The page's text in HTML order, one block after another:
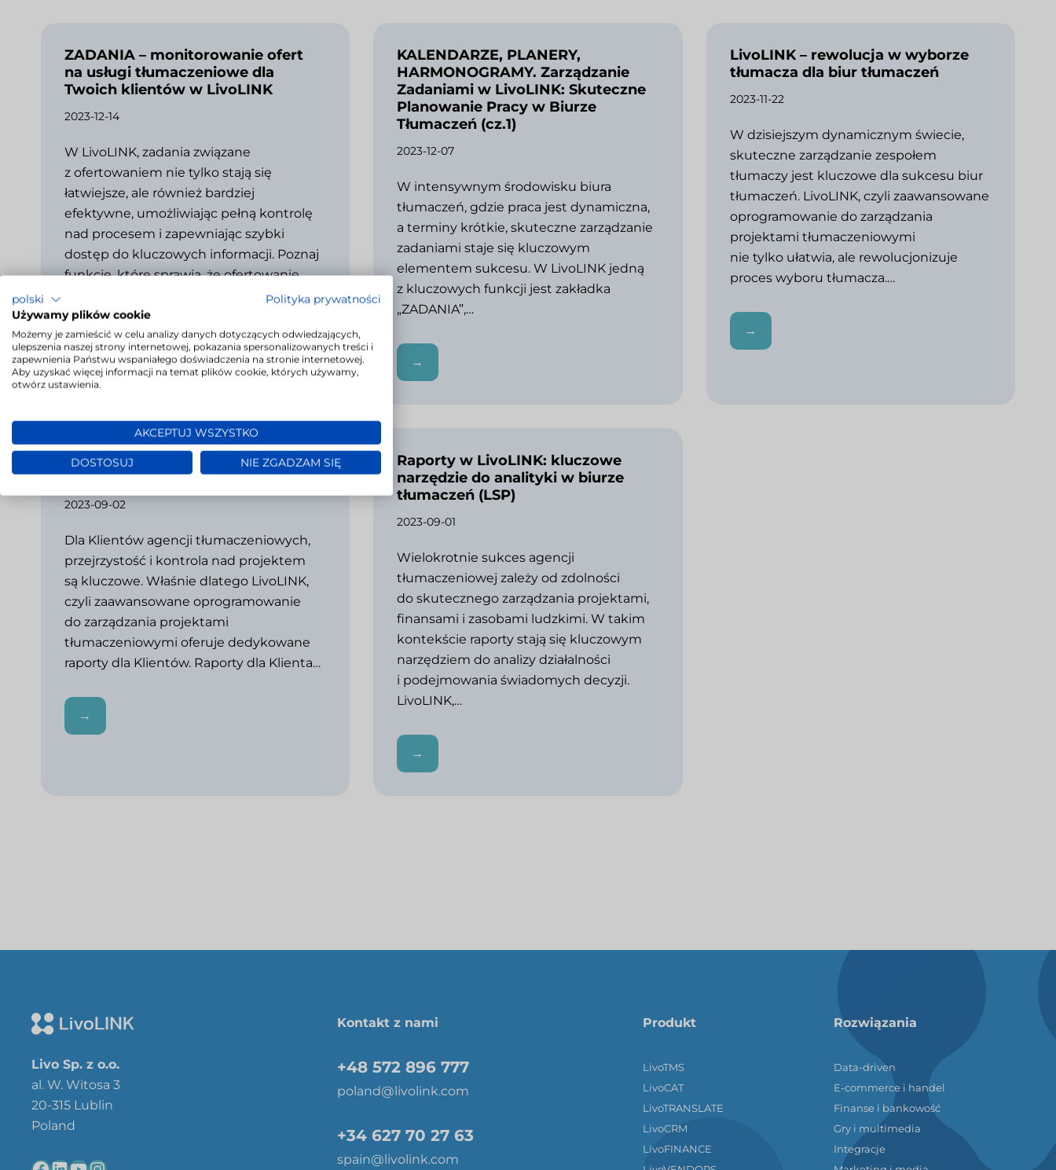
ZADANIA – monitorowanie ofert
na usługi tłumaczeniowe dla
Twoich klientów w LivoLINK
2023-12-14
W LivoLINK, zadania związane
z ofertowaniem nie tylko stają się
łatwiejsze, ale również bardziej
efektywne, umożliwiając pełną kontrolę
nad procesem i zapewniając szybki
dostęp do kluczowych informacji. Poznaj
funkcje, które sprawią, że ofertowanie
→
KALENDARZE, PLANERY,
HARMONOGRAMY. Zarządzanie
Zadaniami w LivoLINK: Skuteczne
Planowanie Pracy w Biurze
Tłumaczeń (cz.1)
2023-12-07
W intensywnym środowisku biura
tłumaczeń, gdzie praca jest dynamiczna,
a terminy krótkie, skuteczne zarządzanie
zadaniami staje się kluczowym
elementem sukcesu. W LivoLINK jedną
z kluczowych funkcji jest zakładka
„ZADANIA”,…
→
LivoLINK – rewolucja w wyborze
tłumacza dla biur tłumaczeń
2023-11-22
W dzisiejszym dynamicznym świecie,
skuteczne zarządzanie zespołem
tłumaczy jest kluczowe dla sukcesu biur
tłumaczeń. LivoLINK, czyli zaawansowane
oprogramowanie do zarządzania
projektami tłumaczeniowymi
nie tylko ułatwia, ale rewolucjonizuje
proces wyboru tłumacza.…
→
Pełna kontrola: raporty dla Klienta
LSP
2023-09-02
Dla Klientów agencji tłumaczeniowych,
przejrzystość i kontrola nad projektem
są kluczowe. Właśnie dlatego LivoLINK,
czyli zaawansowane oprogramowanie
do zarządzania projektami
tłumaczeniowymi oferuje dedykowane
raporty dla Klientów. Raporty dla Klienta…
→
Raporty w LivoLINK: kluczowe
narzędzie do analityki w biurze
tłumaczeń (LSP)
2023-09-01
Wielokrotnie sukces agencji
tłumaczeniowej zależy od zdolności
do skutecznego zarządzania projektami,
finansami i zasobami ludzkimi. W takim
kontekście raporty stają się kluczowym
narzędziem do analizy działalności
i podejmowania świadomych decyzji.
LivoLINK,…
→
Livo Sp. z o.o.
al. W. Witosa 3
20-315 Lublin
Poland
Kontakt z nami
+48 572 896 777
poland@livolink.com
+34 627 70 27 63
spain@livolink.com
Produkt
LivoTMS
LivoCAT
LivoTRANSLATE
LivoCRM
LivoFINANCE
Rozwiązania
Data-driven
E-commerce i handel
Finanse i bankowość
Gry i multimedia
Integracje
polski
Polityka prywatności
Używamy plików cookie
Możemy je zamieścić w celu analizy danych dotyczących odwiedzających,
ulepszenia naszej strony internetowej, pokazania spersonalizowanych treści i
zapewnienia Państwu wspaniałego doświadczenia na stronie internetowej.
Aby uzyskać więcej informacji na temat plików cookie, których używamy,
otwórz ustawienia.
AKCEPTUJ WSZYSTKO
DOSTOSUJ NIE ZGADZAM SIĘ